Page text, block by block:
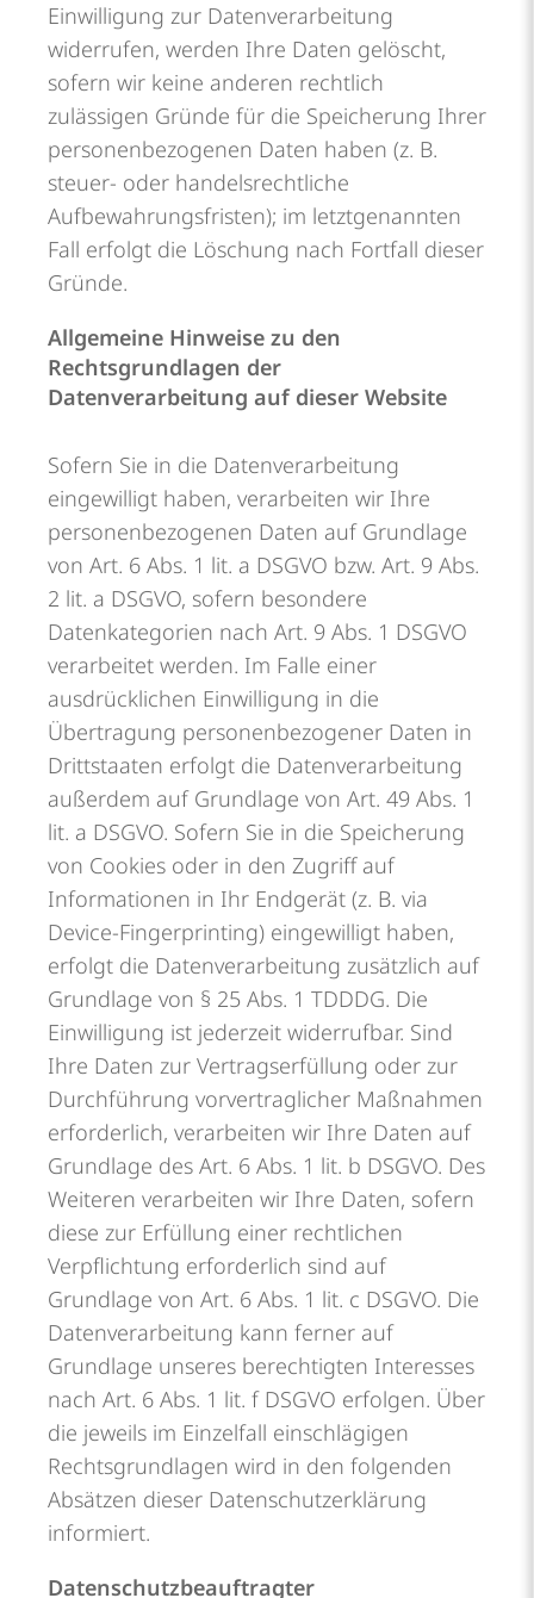
Einwilligung zur Datenverarbeitung
widerrufen, werden Ihre Daten gelöscht,
sofern wir keine anderen rechtlich
zulässigen Gründe für die Speicherung Ihrer
personenbezogenen Daten haben (z. B.
steuer- oder handelsrechtliche
Aufbewahrungsfristen); im letztgenannten
Fall erfolgt die Löschung nach Fortfall dieser
Gründe.
Allgemeine Hinweise zu den
Rechtsgrundlagen der
Datenverarbeitung auf dieser Website
Sofern Sie in die Datenverarbeitung
eingewilligt haben, verarbeiten wir Ihre
personenbezogenen Daten auf Grundlage
von Art. 6 Abs. 1 lit. a DSGVO bzw. Art. 9 Abs.
2 lit. a DSGVO, sofern besondere
Datenkategorien nach Art. 9 Abs. 1 DSGVO
verarbeitet werden. Im Falle einer
ausdrücklichen Einwilligung in die
Übertragung personenbezogener Daten in
Drittstaaten erfolgt die Datenverarbeitung
außerdem auf Grundlage von Art. 49 Abs. 1
lit. a DSGVO. Sofern Sie in die Speicherung
von Cookies oder in den Zugriff auf
Informationen in Ihr Endgerät (z. B. via
Device-Fingerprinting) eingewilligt haben,
erfolgt die Datenverarbeitung zusätzlich auf
Grundlage von § 25 Abs. 1 TDDDG. Die
Einwilligung ist jederzeit widerrufbar. Sind
Ihre Daten zur Vertragserfüllung oder zur
Durchführung vorvertraglicher Maßnahmen
erforderlich, verarbeiten wir Ihre Daten auf
Grundlage des Art. 6 Abs. 1 lit. b DSGVO. Des
Weiteren verarbeiten wir Ihre Daten, sofern
diese zur Erfüllung einer rechtlichen
Verpflichtung erforderlich sind auf
Grundlage von Art. 6 Abs. 1 lit. c DSGVO. Die
Datenverarbeitung kann ferner auf
Grundlage unseres berechtigten Interesses
nach Art. 6 Abs. 1 lit. f DSGVO erfolgen. Über
die jeweils im Einzelfall einschlägigen
Rechtsgrundlagen wird in den folgenden
Absätzen dieser Datenschutzerklärung
informiert.
Datenschutz­beauftragter